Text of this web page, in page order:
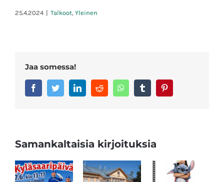
25.4.2024 | Talkoot, Yleinen
Jaa somessa!
FacebookTwitterLinkedInReddit WhatsappTumblr
Samankaltaisia kirjoituksia